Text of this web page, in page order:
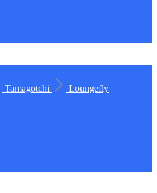
Tamagotchi Loungefly